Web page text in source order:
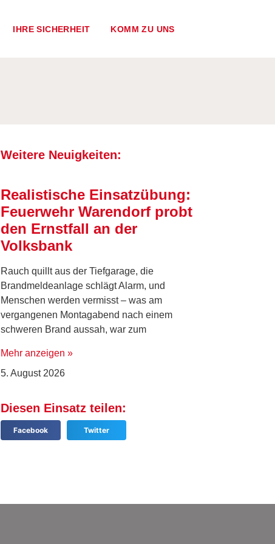
IHRE SICHERHEIT KOMM ZU UNS
Weitere Neuigkeiten:
Realistische Einsatzübung:
Feuerwehr Warendorf probt
den Ernstfall an der
Volksbank
Rauch quillt aus der Tiefgarage, die
Brandmeldeanlage schlägt Alarm, und
Menschen werden vermisst – was am
vergangenen Montagabend nach einem
schweren Brand aussah, war zum
Mehr anzeigen »
5. August 2026
Diesen Einsatz teilen:
Facebook Twitter